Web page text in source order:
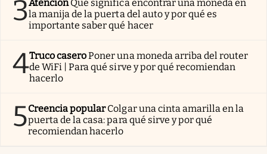
3AtenciónQué significa encontrar una moneda en
la manija de la puerta del auto y por qué es
importante saber qué hacer
4Truco caseroPoner una moneda arriba del router
de WiFi | Para qué sirve y por qué recomiendan
hacerlo
5Creencia popularColgar una cinta amarilla en la
puerta de la casa: para qué sirve y por qué
recomiendan hacerlo